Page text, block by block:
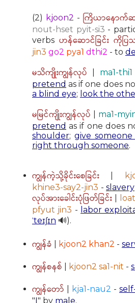
(2) kjoon2 - ကြိယာနောက်
nout-hset pyit-si3 -
verbs ဟန်ဆောင်ခြင်း ကိုပ
jin3 go2 pya1 dthi2 - to
မသိကျိုးကျွန်လုပ် ma1-
pretend as if one does
a blind eye; look the
မမြင်ကျိုးကျွန်လုပ် ma1-
pretend as if one does
shoulder;give
right through someone.
ကျွန်ကဲ့သို့ခိုင်းစေခြင်း
khine3-say2-jin3 - slavery
လုပ်အားခေါင်းပုံဖြတ်ခြင်း
pfyut jin3 - labor
ˈteɪʃɪn 🔊).
ကျွန်ခံ kjoon2 khan2 -
ကျွန်စနစ် kjoon2 sa1-nit -
ကျွန်တော် kja1-nau2 -
"I" by male.